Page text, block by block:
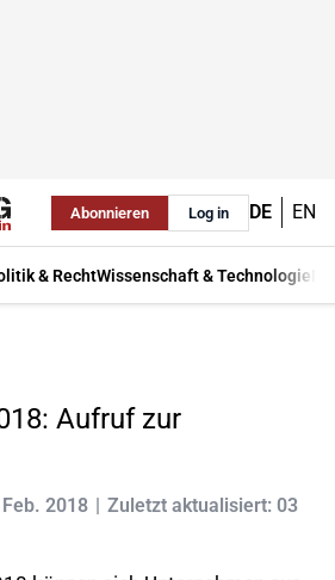
Abonnieren Log in DE EN
& RechtWissenschaft & Technologie
Aufruf zur
2018
Zuletzt aktualisiert: 03